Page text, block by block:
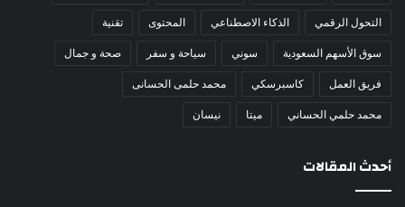
التحول الرقمي الذكاء الاصطناعي المحتوى تقنية
سوق الأسهم السعودية سوني سياحة و سفر صحة و جمال
فريق العمل كاسبرسكي محمد حلمى الحسانى
محمد حلمي الحساني ميتا نيسان
أحدث المقالات